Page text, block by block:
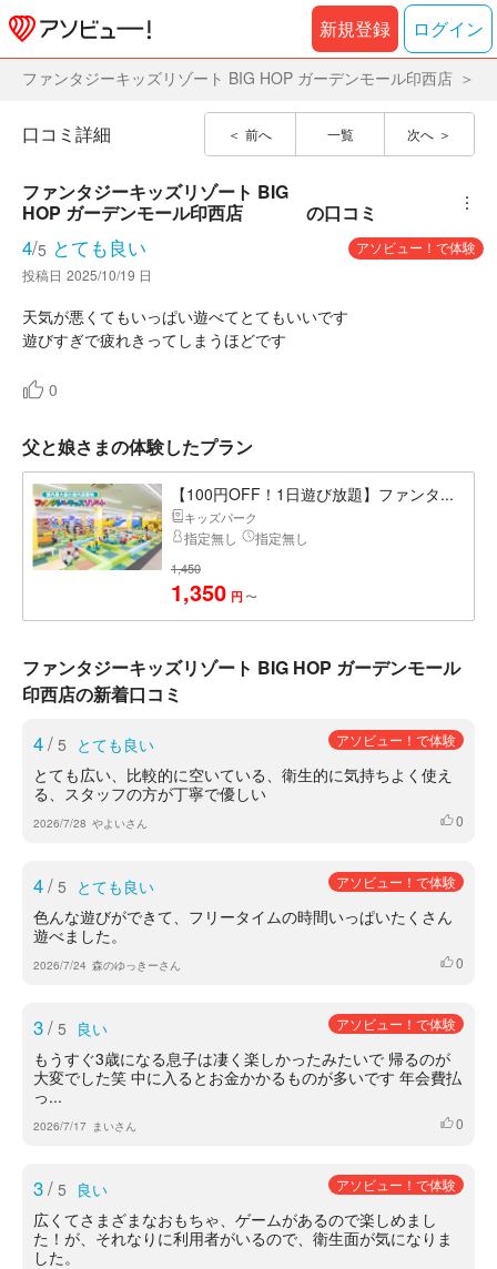
新規登録 ログイン
ファンタジーキッズリゾート BIG HOP ガーデンモール印西店
前へ 一覧 次へ
口コミ詳細
ファンタジーキッズリゾート BIG
HOP ガーデンモール印西店
の口コミ ︙
4/5 とても良い
アソビュー！で体験
投稿日 2025/10/19 日
天気が悪くてもいっぱい遊べてとてもいいです
遊びすぎで疲れきってしまうほどです
0
父と娘さまの体験したプラン
【100円OFF！1日遊び放題】ファンタ...
キッズパーク
指定無し 指定無し
1,450
1,350 円 〜
ファンタジーキッズリゾート BIG HOP ガーデンモール
印西店の新着口コミ
4/ 5 とても良い アソビュー！で体験
とても広い、比較的に空いている、衛生的に気持ちよく使え
る、スタッフの方が丁寧で優しい
2026/7/28 やよいさん いいね
0
4/ 5 とても良い アソビュー！で体験
色んな遊びができて、フリータイムの時間いっぱいたくさん
遊べました。
2026/7/24 森のゆっきーさん いいね
0
3/ 5 良い アソビュー！で体験
もうすぐ3歳になる息子は凄く楽しかったみたいで 帰るのが
大変でした笑 中に入るとお金かかるものが多いです 年会費払
っ...
2026/7/17 まいさん いいね
0
3/ 5 良い アソビュー！で体験
広くてさまざまなおもちゃ、ゲームがあるので楽しめまし
た！が、それなりに利用者がいるので、衛生面が気になりま
した。